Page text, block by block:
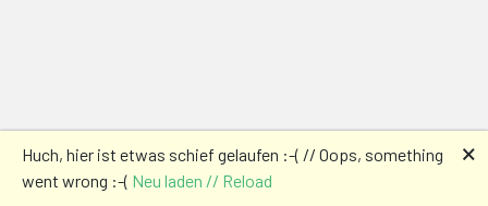
Huch, hier ist etwas schief gelaufen :-( // Oops, something
went wrong :-( Neu laden // Reload
🗙